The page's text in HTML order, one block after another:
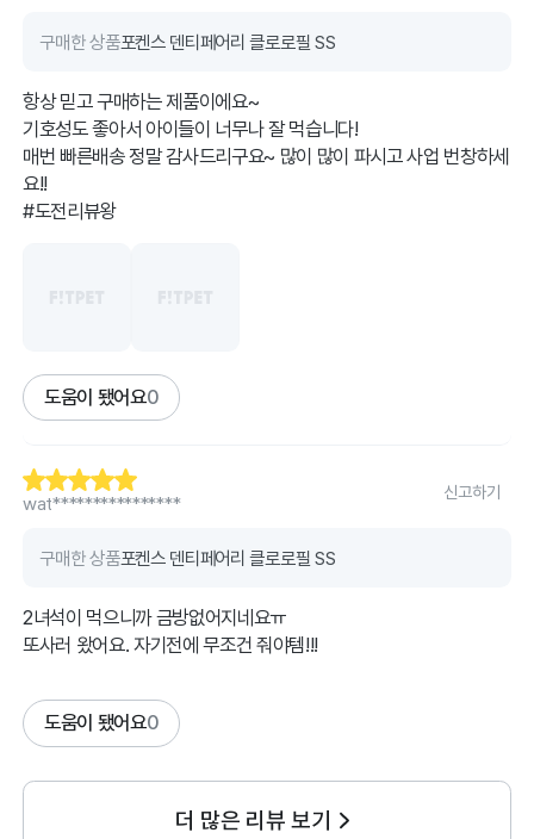
구매한 상품포켄스 덴티페어리 클로로필 SS
항상 믿고 구매하는 제품이에요~
기호성도 좋아서 아이들이 너무나 잘 먹습니다!
매번 빠른배송 정말 감사드리구요~ 많이 많이 파시고 사업 번창하세
요!!
#도전리뷰왕
도움이 됐어요0
wat****************
신고하기
구매한 상품포켄스 덴티페어리 클로로필 SS
2녀석이 먹으니까 금방없어지네요ㅠ
또사러 왔어요. 자기전에 무조건 줘야템!!!
도움이 됐어요0
더 많은 리뷰 보기